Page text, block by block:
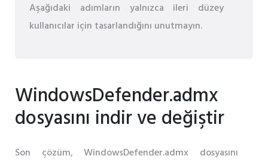
Aşağıdaki adımların yalnızca ileri düzey
kullanıcılar için tasarlandığını unutmayın.
WindowsDefender.admx
dosyasını indir ve değiştir
Son çözüm, WindowsDefender.admx dosyasını